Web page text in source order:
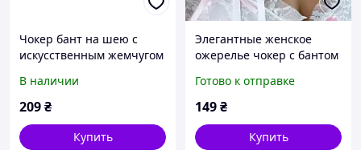
Чокер бант на шею с
искусственным жемчугом
лентой,Регулируемая
длина от 30 до 38 см.
В наличии
209₴
Купить
Элегантные женское
ожерелье чокер с бантом
жемчуга. Белый чокер на
шею.
Готово к отправке
149₴
Купить